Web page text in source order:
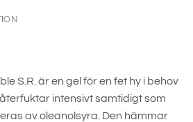
S.R. är en gel för en fet hy i behov
intensivt samtidigt som
av oleanolsyra. Den hämmar